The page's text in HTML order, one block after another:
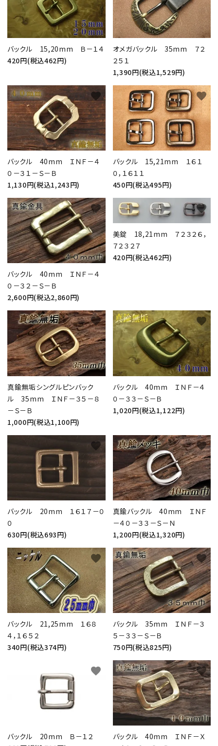
バックル 15,20mm Ｂ－１４
420円(税込462円)
オメガバックル 35mm ７２
２５１
1,390円(税込1,529円)
バックル 40mm ＩＮＦ－４
０－３１－Ｓ－Ｂ
1,130円(税込1,243円)
favorite
バックル 15,21mm １６１
０，１６１１
450円(税込495円)
favorite
バックル 40mm ＩＮＦ－４
０－３２－Ｓ－Ｂ
2,600円(税込2,860円)
favorite
美錠 18,21mm ７２３２６，
７２３２７
420円(税込462円)
favorite
真鍮無垢シングルピンバック
ル 35mm ＩＮＦ－３５－８
－Ｓ－Ｂ
1,000円(税込1,100円)
favorite
バックル 40mm ＩＮＦ－４
０－３３－Ｓ－Ｂ
1,020円(税込1,122円)
favorite
バックル 20mm １６１７－０
０
630円(税込693円)
favorite
真鍮バックル 40mm ＩＮＦ
－４０－３３－Ｓ－Ｎ
1,200円(税込1,320円)
favorite
バックル 21,25mm １６８
４，１６５２
340円(税込374円)
favorite
バックル 35mm ＩＮＦ－３
５－３３－Ｓ－Ｂ
750円(税込825円)
favorite
バックル 20mm Ｂ－１２
favorite
バックル 40mm ＩＮＦ－Ｘ
favorite